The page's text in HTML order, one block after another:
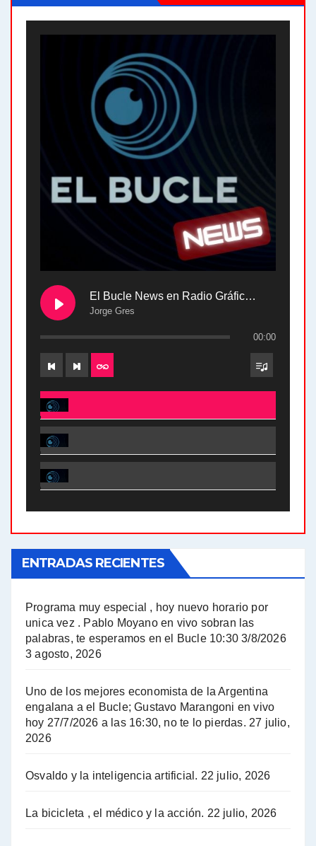
El Bucle News en Radio Gráfica. Bloque 2 . 28.04.24
Jorge Gres
00:00
El Bucle News en Radio Gráfica. Bloque 2 . 28.04.24 - Jorge Gres
El Bucle News en Radio Gráfica. Bloque 1 . 28.04.24 - Jorge Gres
El Bucle News en Radio Gráfica. Bloque 2 . 21.04.24 - Jorge Gres
A mayor poder al empresariado le cuesta encontrar resistencia - Jose Urtubey con Jorge Gres
Hugo Yasky : Día de la Militancia - Hugo Yasky con Jorge Gres
Hugo Yasky sobre la Coordinadora de las Industrias de Productos Alimenticios (COPAL) - Hugo Yasky con Jorge Gres
Pablo Moyano sobre el espionaje: "Estos personajes siniestros han hecho mucho daño" - Pablo Moyano con Jorge Gres
ENTRADAS RECIENTES
Programa muy especial , hoy nuevo horario por
unica vez . Pablo Moyano en vivo sobran las
palabras, te esperamos en el Bucle 10:30 3/8/2026
3 agosto, 2026
Uno de los mejores economista de la Argentina
engalana a el Bucle; Gustavo Marangoni en vivo
hoy 27/7/2026 a las 16:30, no te lo pierdas. 27 julio,
2026
Osvaldo y la inteligencia artificial. 22 julio, 2026
La bicicleta , el médico y la acción. 22 julio, 2026